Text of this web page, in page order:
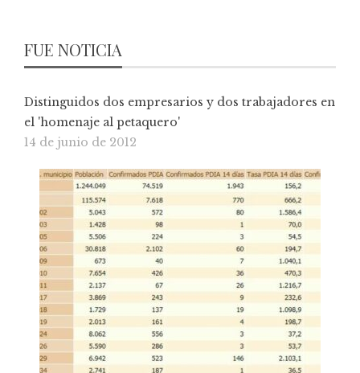
FUE NOTICIA
Distinguidos dos empresarios y dos trabajadores en
el 'homenaje al petaquero'
14 de junio de 2012